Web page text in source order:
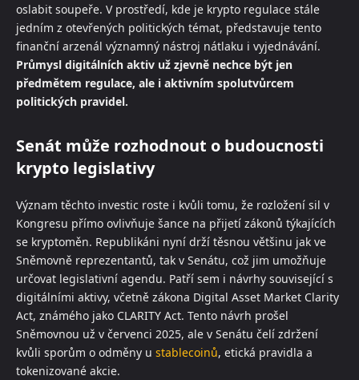
oslabit soupeře. V prostředí, kde je krypto regulace stále
jedním z otevřených politických témat, představuje tento
finanční arzenál významný nástroj nátlaku i vyjednávání.
Průmysl digitálních aktiv už zjevně nechce být jen
předmětem regulace, ale i aktivním spolutvůrcem
politických pravidel.
Senát může rozhodnout o budoucnosti
krypto legislativy
Význam těchto investic roste i kvůli tomu, že rozložení sil v
Kongresu přímo ovlivňuje šance na přijetí zákonů týkajících
se kryptoměn. Republikáni nyní drží těsnou většinu jak ve
Sněmovně reprezentantů, tak v Senátu, což jim umožňuje
určovat legislativní agendu. Patří sem i návrhy související s
digitálními aktivy, včetně zákona Digital Asset Market Clarity
Act, známého jako CLARITY Act. Tento návrh prošel
Sněmovnou už v červenci 2025, ale v Senátu čelí zdržení
kvůli sporům o odměny u stablecoinů, etická pravidla a
tokenizované akcie.